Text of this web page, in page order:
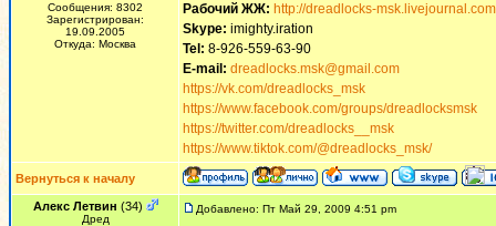
Сообщения: 8302
Зарегистрирован:
19.09.2005
Откуда: Москва
Рабочий ЖЖ: http://dreadlocks-
Skype: imighty.iration
Tel: 8-926-559-63-90
E-mail: dreadlocks.msk@gmail.com
https://vk.com/dreadlocks_msk
https://www.facebook.com/groups/dreadlocksmsk
https://twitter.com/dreadlocks__msk
https://www.tiktok.com/@dreadlocks_msk/
Вернуться к началу
Алекс Летвин (34)
Дред
Добавлено: Пт Май 29, 2009 4:51 pm